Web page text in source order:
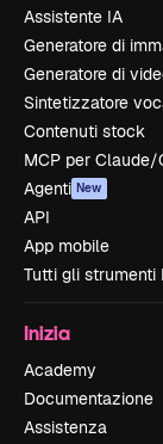
Assistente IA
Generatore di
Generatore di
Sintetizzatore
Contenuti stock
MCP per Claude/
Agenti New
API
App mobile
Tutti gli strumenti
Inizia
Academy
Documentazione
Assistenza